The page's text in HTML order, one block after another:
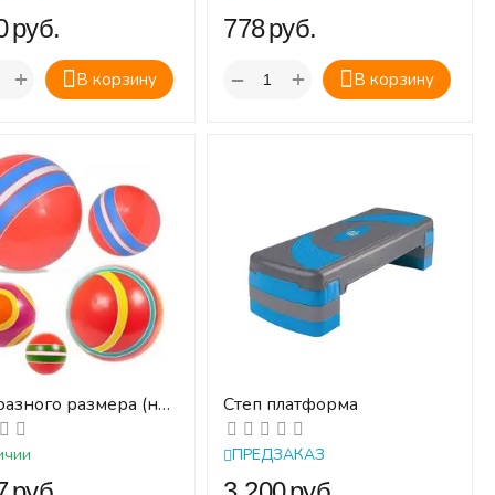
руб.
В корзину
+
‍778‍руб.
В корзину
+
−
размера (не
размеров) - набор
Степ платформа
ПРЕДЗАКАЗ